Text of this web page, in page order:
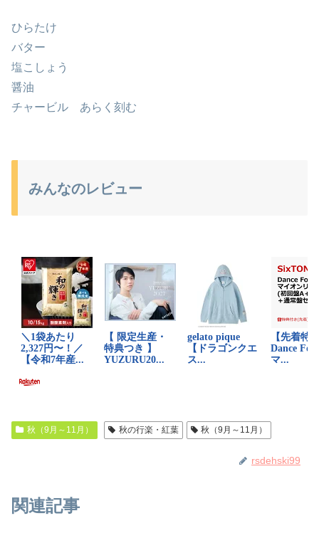
ひらたけ
バター
塩こしょう
醤油
チャービル あらく刻む
みんなのレビュー
秋（9月～11月） 秋の行楽・紅葉 秋（9月～11月）
rsdehski99
関連記事